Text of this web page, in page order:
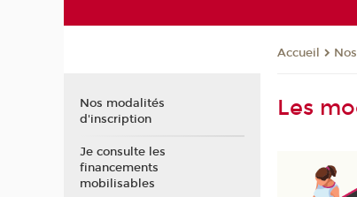
Accueil
Les
Nos modalités
d'inscription
Je consulte les
financements
mobilisables